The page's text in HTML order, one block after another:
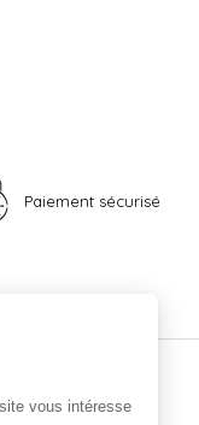
Paiement sécurisé
vous intéresse